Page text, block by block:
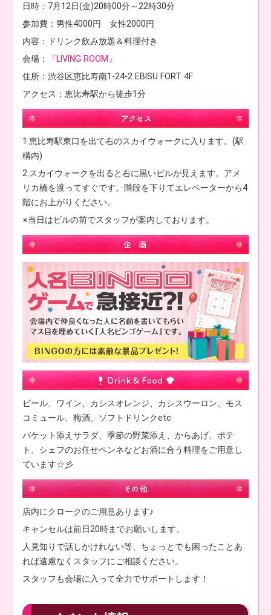
日時：7月12日(金)20時00分～22時30分
参加費：男性4000円 女性2000円
内容：ドリンク飲み放題＆料理付き
会場：
『LIVING ROOM』
住所：渋谷区恵比寿南1-24-2 EBISU FORT 4F
アクセス：恵比寿駅から徒歩1分
1.恵比寿駅東口を出て右のスカイウォークに入ります。(駅
構内)
2.スカイウォークを出ると右に黒いビルが見えます。アメ
リカ橋を渡ってすぐです。階段を下りてエレベーターから4
階にお上がりください。
※当日はビルの前でスタッフが案内しております。
ビール、ワイン、カシスオレンジ、カシスウーロン、モス
コミュール、梅酒、ソフトドリンクetc
バケット添えサラダ、季節の野菜添え、からあげ、ポテ
ト、シェフのお任せペンネなどお酒に合う料理をご用意し
ています☆彡
店内にクロークのご用意あります♪
キャンセルは前日20時までお願いします。
人見知りで話しかけれない等、ちょっとでも困ったことあ
れば遠慮なくスタッフにご相談ください。
スタッフも会場に入って全力でサポートします！